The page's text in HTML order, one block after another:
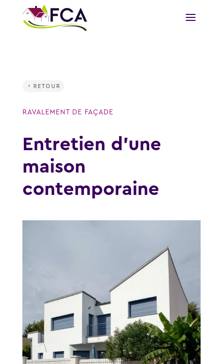
RETOUR
RAVALEMENT DE FAÇADE
Entretien d’une
maison
contemporaine